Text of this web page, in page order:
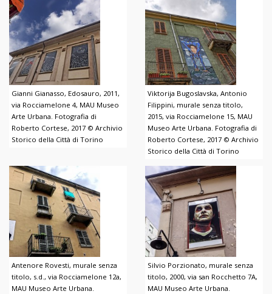
Gianni Gianasso, Edosauro, 2011,
via Rocciamelone 4, MAU Museo
Arte Urbana. Fotografia di
Roberto Cortese, 2017 © Archivio
Storico della Città di Torino
Viktorija Bugoslavska, Antonio
Filippini, murale senza titolo,
2015, via Rocciamelone 15, MAU
Museo Arte Urbana. Fotografia di
Roberto Cortese, 2017 © Archivio
Storico della Città di Torino
Antenore Rovesti, murale senza
titolo, s.d., via Rocciamelone 12a,
MAU Museo Arte Urbana.
Silvio Porzionato, murale senza
titolo, 2000, via san Rocchetto 7A,
MAU Museo Arte Urbana.